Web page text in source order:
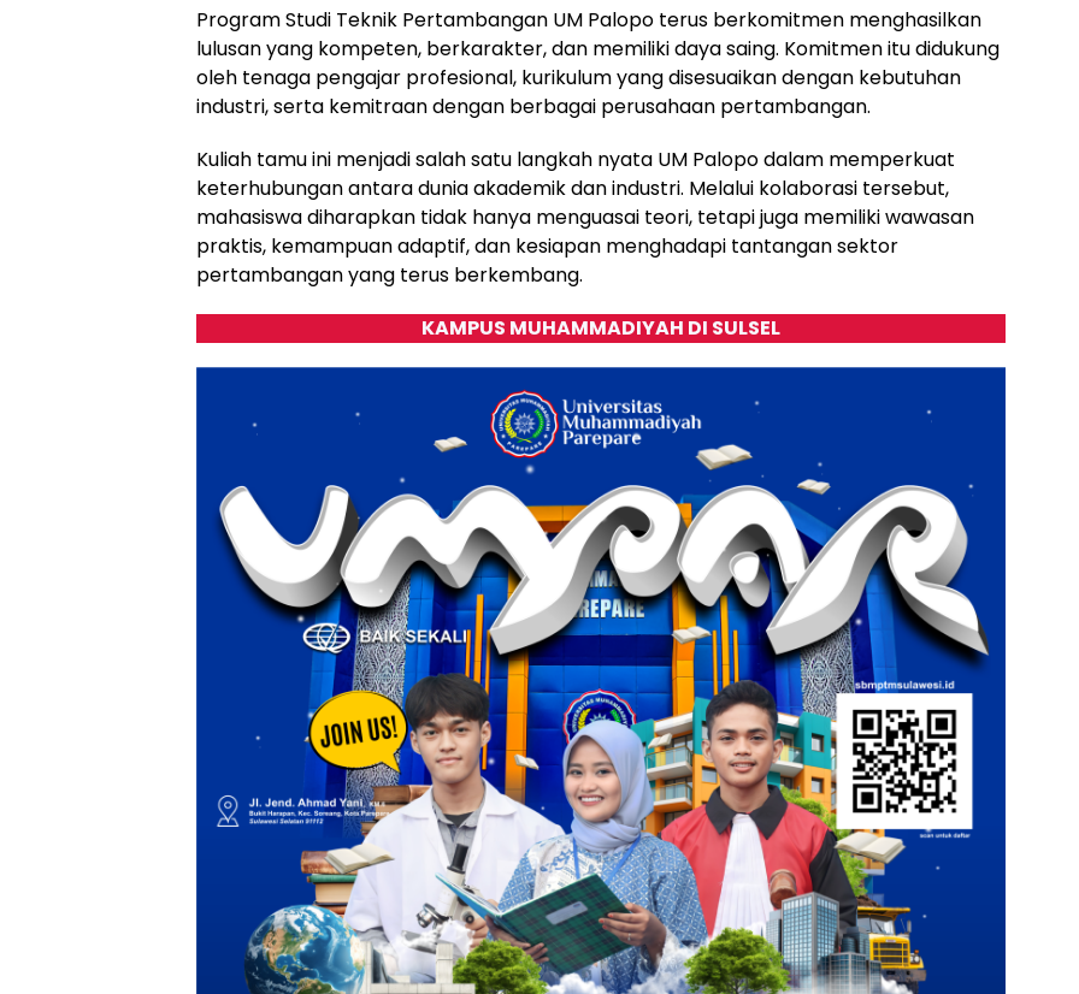
Program Studi Teknik Pertambangan UM Palopo terus berkomitmen menghasilkan
lulusan yang kompeten, berkarakter, dan memiliki daya saing. Komitmen itu didukung
oleh tenaga pengajar profesional, kurikulum yang disesuaikan dengan kebutuhan
industri, serta kemitraan dengan berbagai perusahaan pertambangan.
Kuliah tamu ini menjadi salah satu langkah nyata UM Palopo dalam memperkuat
keterhubungan antara dunia akademik dan industri. Melalui kolaborasi tersebut,
mahasiswa diharapkan tidak hanya menguasai teori, tetapi juga memiliki wawasan
praktis, kemampuan adaptif, dan kesiapan menghadapi tantangan sektor
pertambangan yang terus berkembang.
KAMPUS MUHAMMADIYAH DI SULSEL